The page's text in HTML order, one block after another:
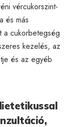
vércukorszint-
és más
a cukorbetegség
kezelés, az
és az egyéb